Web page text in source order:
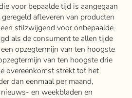
voor bepaalde tijd is aangegaan
afleveren van producten
stilzwijgend voor onbepaalde
als de consument te allen tijde
opzegtermijn van ten hoogste
van ten hoogste drie
overeenkomst strekt tot het
dan eenmaal per maand,
en weekbladen en